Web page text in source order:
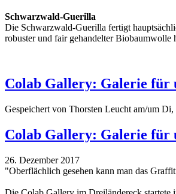
Schwarzwald-Guerilla
Die Schwarzwald-Guerilla fertigt
robuster und fair gehandelter Biobaumwolle
Colab Gallery: Galerie für
Gespeichert von Thorsten Leucht am/um Di,
Colab Gallery: Galerie für
26. Dezember 2017
"Oberflächlich gesehen kann man das